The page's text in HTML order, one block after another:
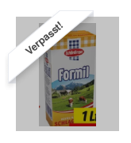
Verpasst!